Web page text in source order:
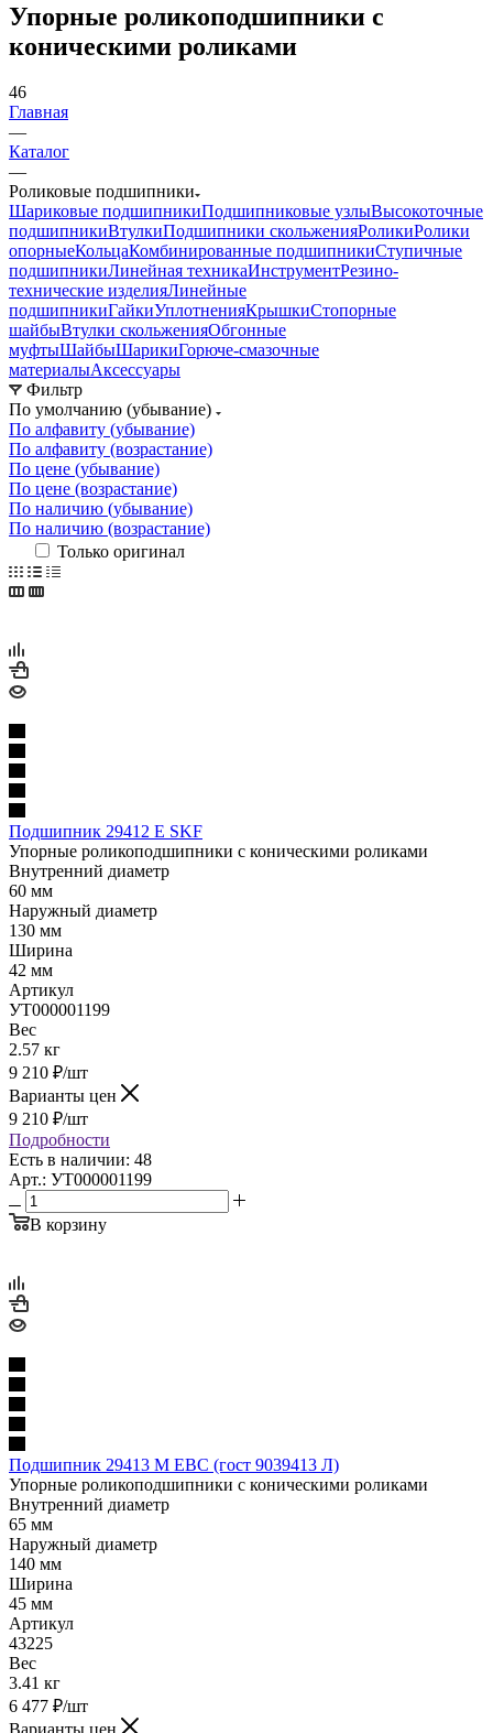
Упорные роликоподшипники с
коническими роликами
46
Главная
—
Каталог
—
Роликовые подшипники
Шариковые подшипникиПодшипниковые узлыВысокоточные
подшипникиВтулкиПодшипники скольженияРоликиРолики
опорныеКольцаКомбинированные подшипникиСтупичные
подшипникиЛинейная техникаИнструментРезино-
технические изделияЛинейные
подшипникиГайкиУплотненияКрышкиСтопорные
шайбыВтулки скольженияОбгонные
муфтыШайбыШарикиГорюче-смазочные
материалыАксессуары
Фильтр
По умолчанию (убывание)
По алфавиту (убывание)
По алфавиту (возрастание)
По цене (убывание)
По цене (возрастание)
По наличию (убывание)
По наличию (возрастание)
Только оригинал
Подшипник 29412 E SKF
Упорные роликоподшипники с коническими роликами
Внутренний диаметр
60 мм
Наружный диаметр
130 мм
Ширина
42 мм
Артикул
УТ000001199
Вес
2.57 кг
9 210 ₽/шт
Варианты цен
9 210 ₽/шт
Подробности
Есть в наличии: 48
Арт.: УТ000001199
В корзину
Подшипник 29413 M EBC (гост 9039413 Л)
Упорные роликоподшипники с коническими роликами
Внутренний диаметр
65 мм
Наружный диаметр
140 мм
Ширина
45 мм
Артикул
43225
Вес
3.41 кг
6 477 ₽/шт
Варианты цен